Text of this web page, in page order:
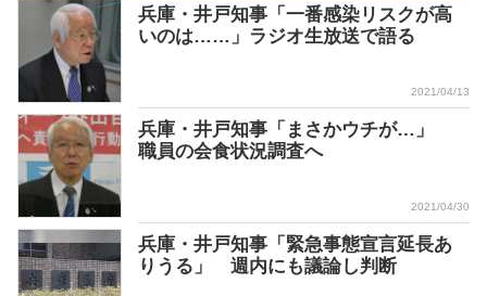
兵庫・井戸知事「一番感染リスクが高
いのは……」ラジオ生放送で語る
2021/04/13
兵庫・井戸知事「まさかウチが…」
職員の会食状況調査へ
2021/04/30
兵庫・井戸知事「緊急事態宣言延長あ
りうる」 週内にも議論し判断